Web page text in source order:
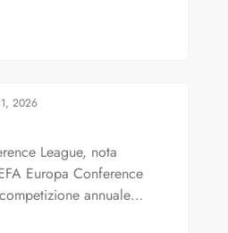
2026
League, nota
Europa Conference
annuale…